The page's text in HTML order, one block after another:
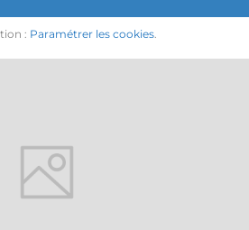
: Paramétrer les cookies.